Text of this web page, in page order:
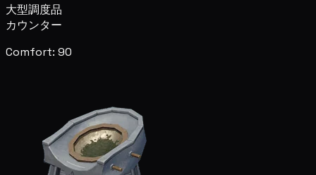
大型調度品
カウンター
Comfort: 90